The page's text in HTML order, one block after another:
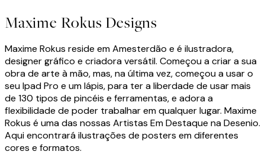
Maxime Rokus Designs
Maxime Rokus reside em Amesterdão e é ilustradora,
designer gráfico e criadora versátil. Começou a criar a sua
obra de arte à mão, mas, na última vez, começou a usar o
seu Ipad Pro e um lápis, para ter a liberdade de usar mais
de 130 tipos de pincéis e ferramentas, e adora a
flexibilidade de poder trabalhar em qualquer lugar. Maxime
Rokus é uma das nossas Artistas Em Destaque na Desenio.
Aqui encontrará ilustrações de posters em diferentes
cores e formatos.